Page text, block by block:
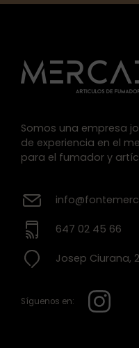
Somos una empresa
de experiencia en el
para el fumador y
647 02 45 66
Josep Ciurana,
Síguenos en: